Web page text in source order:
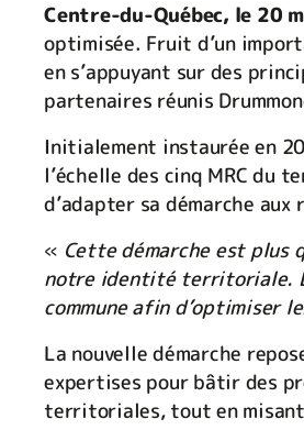
Centre-du-Québec, le 20
optimisée. Fruit d’un
en s’appuyant sur des
partenaires réunis
Initialement instaurée en
l’échelle des cinq MRC du
d’adapter sa démarche
« Cette démarche est plus
notre identité territoriale.
commune afin d’optimiser
La nouvelle démarche
expertises pour bâtir des
territoriales, tout en